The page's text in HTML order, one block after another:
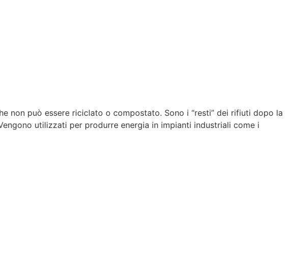
non può essere riciclato o compostato. Sono i “resti” dei rifiuti dopo la
utilizzati per produrre energia in impianti industriali come i